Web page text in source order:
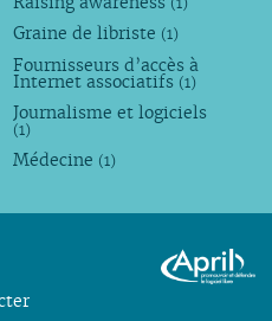
Graine de libriste (1)
Fournisseurs d’accès à
Internet associatifs (1)
Journalisme et logiciels
(1)
Médecine (1)